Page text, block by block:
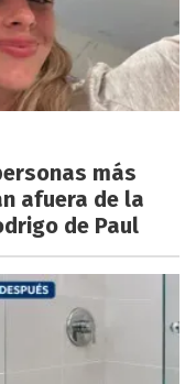
más
afuera de la
de Paul